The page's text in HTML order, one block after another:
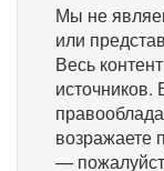
Мы не
или
Весь
источников.
возражаете
—